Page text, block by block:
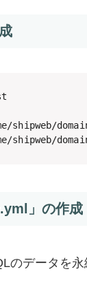
shipweb/
shipweb/
」の作成
のデータを永